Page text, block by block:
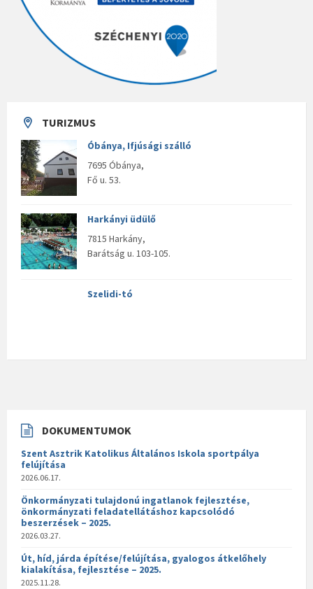
TURIZMUS
Óbánya, Ifjúsági szálló
7695 Óbánya,
Fő u. 53.
Harkányi üdülő
7815 Harkány,
Barátság u. 103-105.
Szelidi-tó
DOKUMENTUMOK
Szent Asztrik Katolikus Általános Iskola sportpálya
felújítása
2026.06.17.
Önkormányzati tulajdonú ingatlanok fejlesztése,
önkormányzati feladatellátáshoz kapcsolódó
beszerzések – 2025.
2026.03.27.
Út, híd, járda építése/felújítása, gyalogos átkelőhely
kialakítása, fejlesztése – 2025.
2025.11.28.